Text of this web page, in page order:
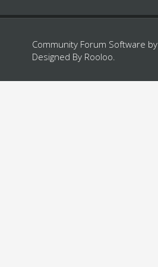
Community Forum Software by
Designed By Rooloo.